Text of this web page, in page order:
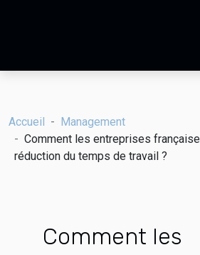
Accueil
Management
Comment les entreprises
réduction du temps de travail ?
Comment les